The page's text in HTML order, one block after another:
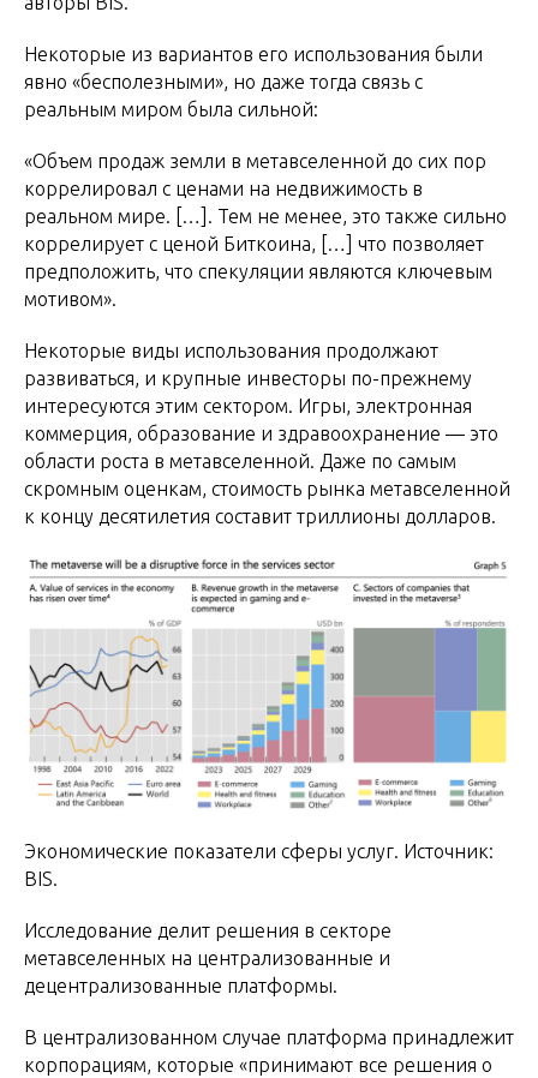
Некоторые из вариантов его использования были
явно «бесполезными», но даже тогда связь с
реальным миром была сильной:
«Объем продаж земли в метавселенной до сих пор
коррелировал с ценами на недвижимость в
реальном мире. […]. Тем не менее, это также сильно
коррелирует с ценой Биткоина, […] что позволяет
предположить, что спекуляции являются ключевым
мотивом».
Некоторые виды использования продолжают
развиваться, и крупные инвесторы по-прежнему
интересуются этим сектором. Игры, электронная
коммерция, образование и здравоохранение — это
области роста в метавселенной. Даже по самым
скромным оценкам, стоимость рынка метавселенной
к концу десятилетия составит триллионы долларов.
Экономические показатели сферы услуг. Источник:
BIS.
Исследование делит решения в секторе
метавселенных на централизованные и
децентрализованные платформы.
В централизованном случае платформа принадлежит
корпорациям, которые «принимают все решения о